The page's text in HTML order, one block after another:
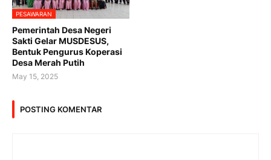
PESAWARAN
Pemerintah Desa Negeri
Sakti Gelar MUSDESUS,
Bentuk Pengurus Koperasi
Desa Merah Putih
May 15, 2025
POSTING KOMENTAR